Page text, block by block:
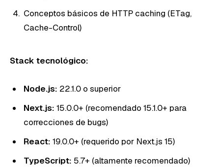
Conceptos básicos de HTTP caching (ETag,
Cache-Control)
Stack tecnológico:
Node.js: 22.1.0 o superior
Next.js: 15.0.0+ (recomendado 15.1.0+ para
correcciones de bugs)
React: 19.0.0+ (requerido por Next.js 15)
TypeScript: 5.7+ (altamente recomendado)